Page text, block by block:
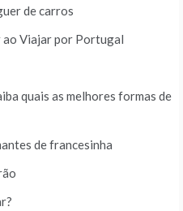
de carros
ao Viajar por Portugal
quais as melhores formas de
de francesinha